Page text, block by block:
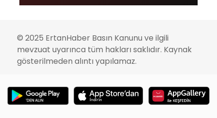
© 2025 ErtanHaber Basın Kanunu ve ilgili
mevzuat uyarınca tüm hakları saklıdır. Kaynak
gösterilmeden alıntı yapılamaz.